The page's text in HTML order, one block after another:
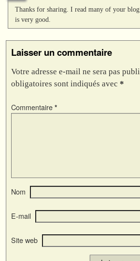
Thanks for sharing. I read many of your
is very good.
Laisser un commentaire
Votre adresse e-mail ne sera pas
obligatoires sont indiqués avec *
Commentaire *
Nom
E-mail
Site web